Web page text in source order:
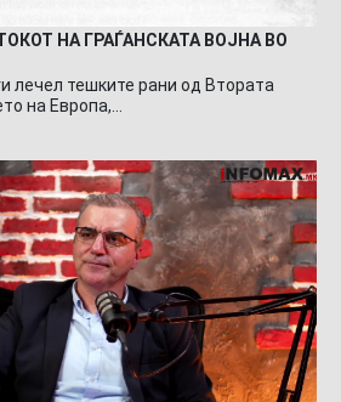
НА ГРАЃАНСКАТА ВОЈНА ВО
лечел тешките рани од Втората
на Европа,…